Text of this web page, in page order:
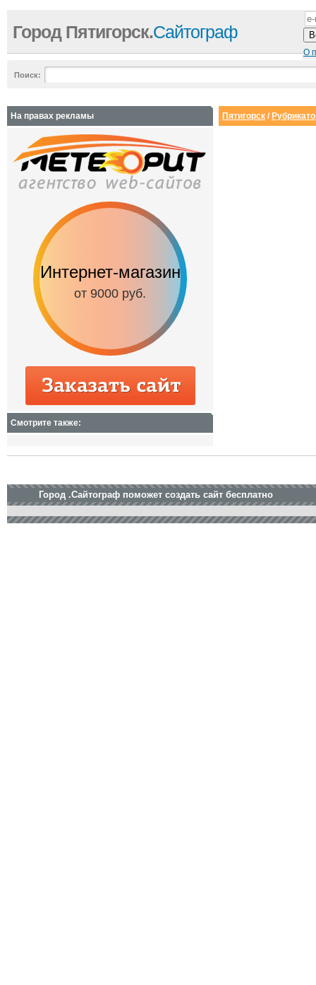
О
Город Пятигорск.Сайтограф
Поиск:
Пятигорск /
На правах рекламы
Интернет-магазин
от 9000 руб.
Смотрите также:
Город .Сайтограф поможет создать сайт бесплатно